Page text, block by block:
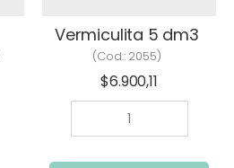
Vermiculita 5 dm3
(Cod.: 2055)
$6.900,11